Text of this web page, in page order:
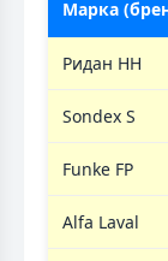
Марка
Ридан НН
Sondex S
Funke FP
Alfa Laval